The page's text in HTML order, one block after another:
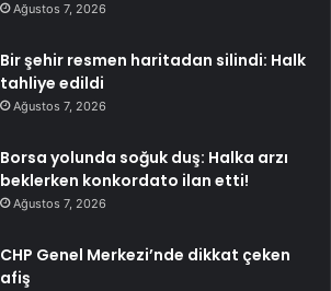
Ağustos 7, 2026
Bir şehir resmen haritadan silindi: Halk
tahliye edildi
Ağustos 7, 2026
Borsa yolunda soğuk duş: Halka arzı
beklerken konkordato ilan etti!
Ağustos 7, 2026
CHP Genel Merkezi’nde dikkat çeken
afiş